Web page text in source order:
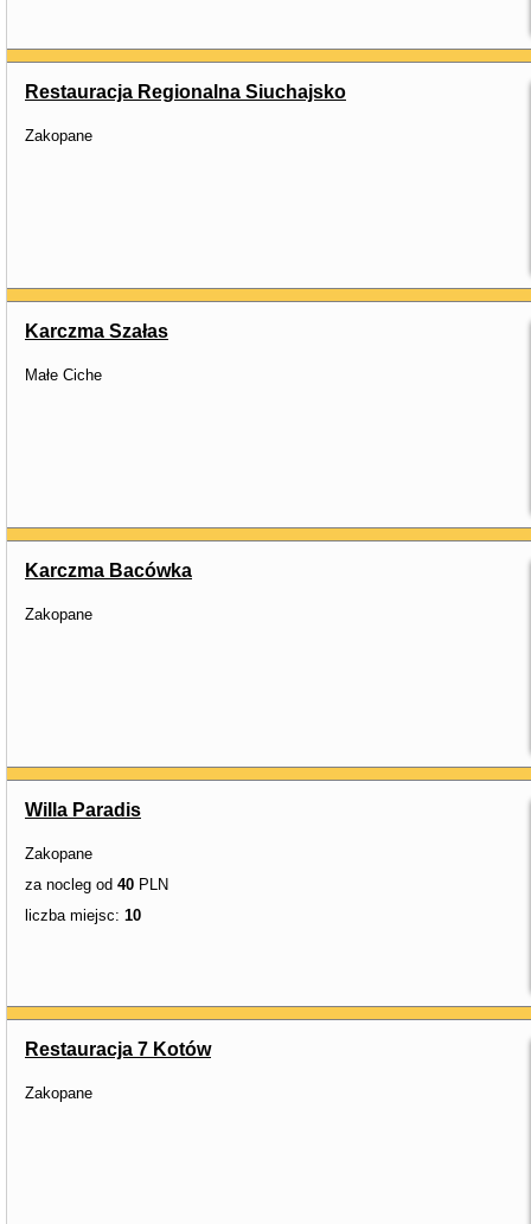
Restauracja Regionalna Siuchajsko
Zakopane
Karczma Szałas
Małe Ciche
Karczma Bacówka
Zakopane
Willa Paradis
Zakopane
za nocleg od 40 PLN
liczba miejsc: 10
Restauracja 7 Kotów
Zakopane